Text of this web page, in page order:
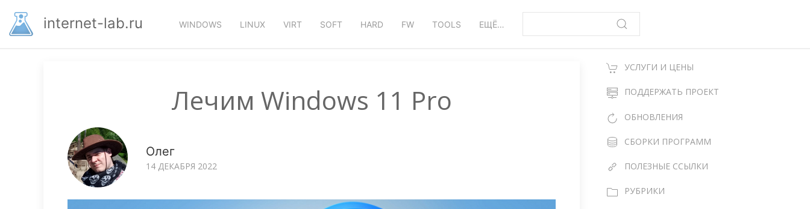
основномуinternet-lab.ru WINDOWS LINUX VIRT SOFT HARD FW TOOLS ЕЩЁ…
Лечим Windows 11 Pro
Олег
14 ДЕКАБРЯ 2022
УСЛУГИ И ЦЕНЫ
ПОДДЕРЖАТЬ ПРОЕКТ
ОБНОВЛЕНИЯ
СБОРКИ ПРОГРАММ
ПОЛЕЗНЫЕ ССЫЛКИ
РУБРИКИ